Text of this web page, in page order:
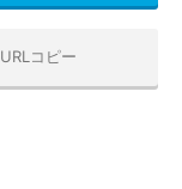
URLコピー